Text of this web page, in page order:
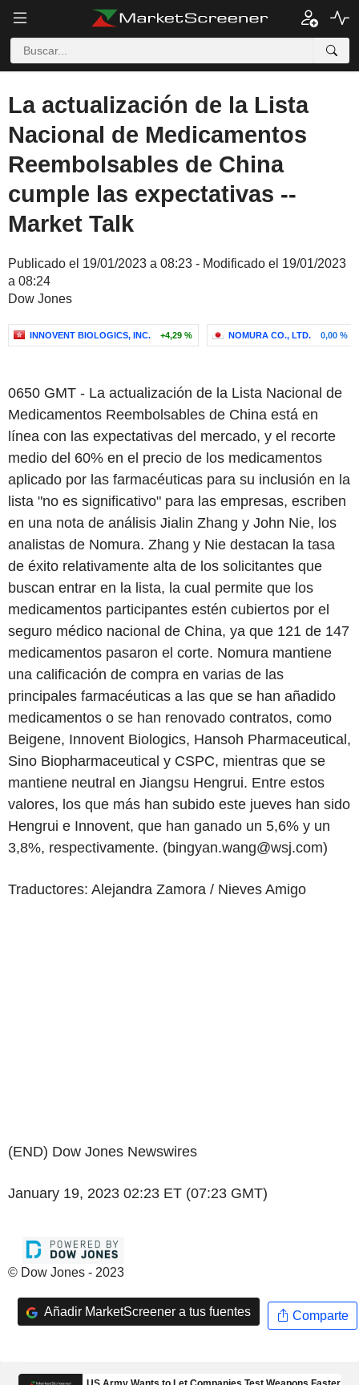
La actualización de la Lista
Nacional de Medicamentos
Reembolsables de China
cumple las expectativas --
Market Talk
Publicado el 19/01/2023 a 08:23 - Modificado el 19/01/2023
a 08:24
Dow Jones
INNOVENT BIOLOGICS, INC. +4,29 % NOMURA CO., LTD. 0,00 %
0650 GMT - La actualización de la Lista Nacional de
Medicamentos Reembolsables de China está en
línea con las expectativas del mercado, y el recorte
medio del 60% en el precio de los medicamentos
aplicado por las farmacéuticas para su inclusión en la
lista "no es significativo" para las empresas, escriben
en una nota de análisis Jialin Zhang y John Nie, los
analistas de Nomura. Zhang y Nie destacan la tasa
de éxito relativamente alta de los solicitantes que
buscan entrar en la lista, la cual permite que los
medicamentos participantes estén cubiertos por el
seguro médico nacional de China, ya que 121 de 147
medicamentos pasaron el corte. Nomura mantiene
una calificación de compra en varias de las
principales farmacéuticas a las que se han añadido
medicamentos o se han renovado contratos, como
Beigene, Innovent Biologics, Hansoh Pharmaceutical,
Sino Biopharmaceutical y CSPC, mientras que se
mantiene neutral en Jiangsu Hengrui. Entre estos
valores, los que más han subido este jueves han sido
Hengrui e Innovent, que han ganado un 5,6% y un
3,8%, respectivamente. (bingyan.wang@wsj.com)
Traductores: Alejandra Zamora / Nieves Amigo
(END) Dow Jones Newswires
January 19, 2023 02:23 ET (07:23 GMT)
© Dow Jones - 2023
Añadir MarketScreener a tus fuentes Comparte